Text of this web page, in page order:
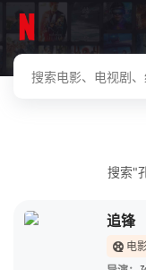
搜索"
追锋
电